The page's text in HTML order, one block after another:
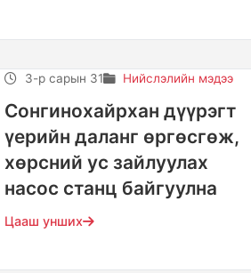
3-р сарын 31 Нийслэлийн мэдээ
Сонгинохайрхан дүүрэгт
үерийн даланг өргөсгөж,
хөрсний ус зайлуулах
насос станц байгуулна
Цааш унших